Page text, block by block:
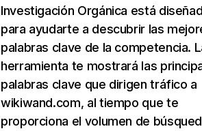
Investigación Orgánica está
para ayudarte a descubrir las
palabras clave de la competencia.
herramienta te mostrará las
palabras clave que dirigen tráfico a
wikiwand.com, al tiempo que te
proporciona el volumen de